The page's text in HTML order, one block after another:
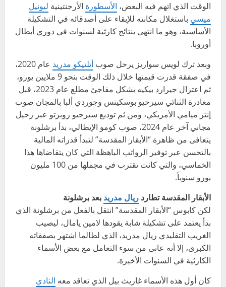
الوقت الذي اتهم فيه البعض، الأسطورة الأرجنتينية ليونيل
ميسي باستغلال مكانته للإبقاء على أصدقائه في التشكيلة
الأساسية، وهو ما انتهى بنتائج كارثية لسنوات في دوري أبطال
أوروبا.
وبعد ترك لويس سواريز يرحل صوب أتلتيكو مدريد
عام 2020،
في صفقة قدرت قيمتها خلال ذلك الوقت بنحو 9 ملايين يورو،
ثم اعتزال جيرارد بيكيه بشكل مفاجئ مطلع عام 2023، قبل
مغادرة الثنائي سيرخيو بوسكيتس وجوردي ألبا بالمجان صوب
إنتر ميامي الأمريكي، ومن ثم توديع سيرجيو روبرتو عبر رحيل
مجاني آخر عام 2024، صوب كومو الإيطالي، بدأ برشلونة
يتعافى من ظاهرة “الأبقار المقدسة” لتبدأ قدراته المالية
بالتحسن عبر توفير الرواتب الباهظة التي كان يتقاضاها هذا
الخماسي، والتي كانت تقترب في مجملها من 100 مليون
يورو سنوياً.
الأبقار المقدسة تطارد ريال مدريد بعد برشلونة
لكن كابوس “الأبقار المقدسة” انتقل بالفعل من برشلونة الذي
بدأ يعتمد على تشكيلة شابة يقودها لامين يامال، ليصيب
الغريب التقليدي ريال مدريد، الذي لطالما اشتهر بصفقاته
الكبرى، إلا أنه عانى من سوء التعامل مع بعض الأسماء
الكارثية في السنوات الأخيرة.
كان أول هذه الأسماء غاريث بيل الذي تعاقد معه النادي